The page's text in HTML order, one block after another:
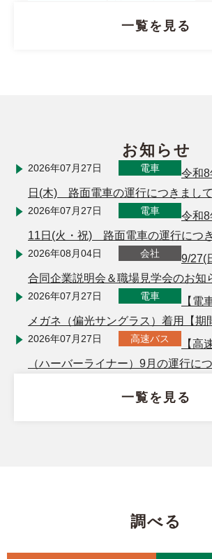
一覧を見る
お知らせ
2026年07月27日 電車
令和
日(木) 路面電車の運行につきまして
2026年07月27日 電車
令和8
11日(火・祝) 路面電車の運行につ
2026年08月04日 会社
9/27(
合同企業説明会＆職場見学会のお知
2026年07月27日 電車
【電
メガネ（偏光サングラス）着用【期
2026年07月27日 高速バス
【高
（ハーバーライナー）9月の運行に
一覧を見る
調べる